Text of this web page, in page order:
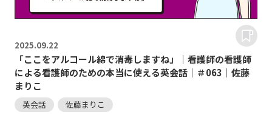
2025.09.22
「ここをアルコール綿で消毒しますね」｜看護師の看護師
による看護師のための本当に使える英会話｜＃063｜佐藤
まりこ
英会話 佐藤まりこ